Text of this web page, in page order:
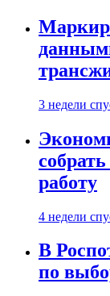
3 недели
работу
4 недели
В
по